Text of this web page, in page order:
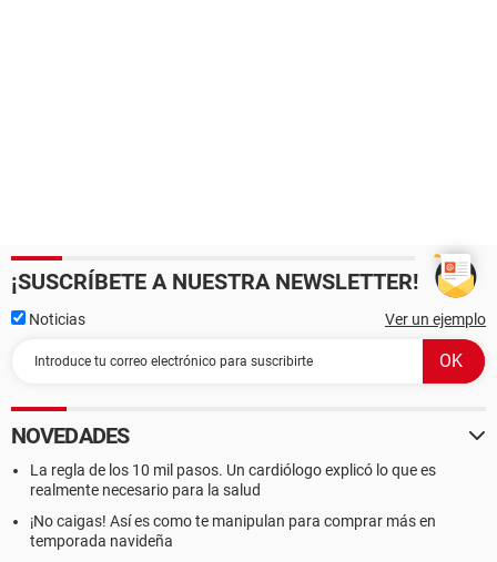
¡SUSCRÍBETE A NUESTRA NEWSLETTER!
Noticias Ver un ejemplo
NOVEDADES
La regla de los 10 mil pasos. Un cardiólogo explicó lo que es
realmente necesario para la salud
¡No caigas! Así es como te manipulan para comprar más en
temporada navideña